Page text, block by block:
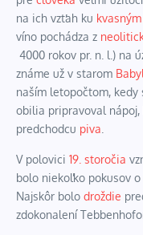
na ich vzťah ku
víno pochádza z
4000 rokov pr. n. l.) na
známe už v starom
naším letopočtom, kedy
obilia pripravoval nápoj,
predchodcu piva
V polovici 19. storočia
bolo niekoľko pokusov
Najskôr bolo droždie
zdokonalení